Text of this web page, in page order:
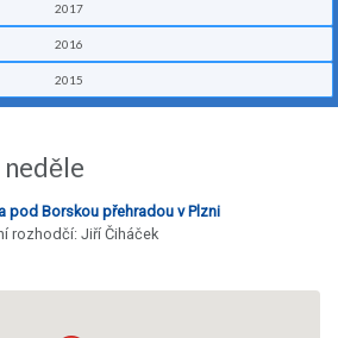
2017
2016
2015
pod Borskou přehradou v Plzni
rozhodčí: Jiří Čiháček